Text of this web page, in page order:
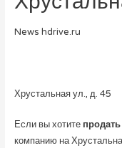
News hdrive.ru
Хрустальная ул., д. 45
Если вы хотите
компанию на